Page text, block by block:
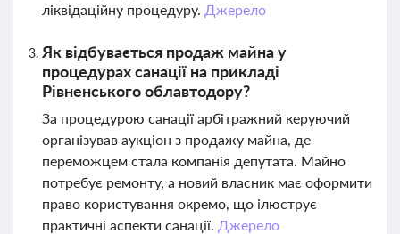
ліквідаційну процедуру. Джерело
Як відбувається продаж майна у
процедурах санації на прикладі
Рівненського облавтодору?
За процедурою санації арбітражний керуючий
організував аукціон з продажу майна, де
переможцем стала компанія депутата. Майно
потребує ремонту, а новий власник має оформити
право користування окремо, що ілюструє
практичні аспекти санації. Джерело